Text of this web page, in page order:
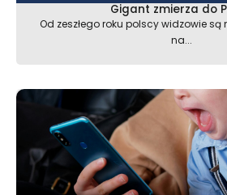
Gigant zmierza do
Od zeszłego roku polscy widzowie są
na...